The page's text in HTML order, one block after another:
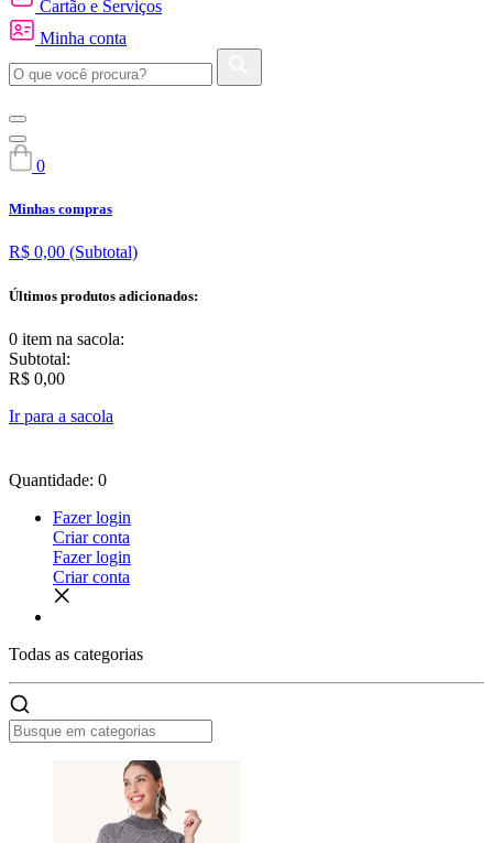
Cartão e Serviços
Minha conta
0
Minhas compras
R$ 0,00 (Subtotal)
Últimos produtos adicionados:
0 item na sacola:
Subtotal:
R$ 0,00
Ir para a sacola
Quantidade: 0
Fazer login
Criar conta
Fazer login
Criar conta
Todas as categorias